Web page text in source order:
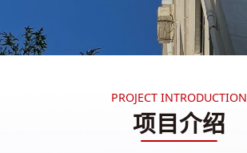
PROJECT INTRODUCTION
项目介绍